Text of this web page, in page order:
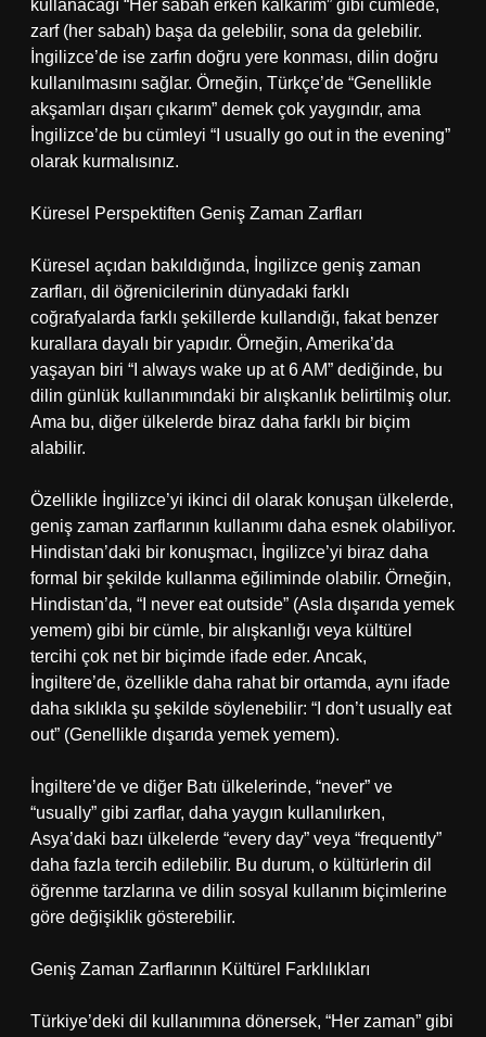
kullanacağı “Her sabah erken kalkarım” gibi cümlede,
zarf (her sabah) başa da gelebilir, sona da gelebilir.
İngilizce’de ise zarfın doğru yere konması, dilin doğru
kullanılmasını sağlar. Örneğin, Türkçe’de “Genellikle
akşamları dışarı çıkarım” demek çok yaygındır, ama
İngilizce’de bu cümleyi “I usually go out in the evening”
olarak kurmalısınız.
Küresel Perspektiften Geniş Zaman Zarfları
Küresel açıdan bakıldığında, İngilizce geniş zaman
zarfları, dil öğrenicilerinin dünyadaki farklı
coğrafyalarda farklı şekillerde kullandığı, fakat benzer
kurallara dayalı bir yapıdır. Örneğin, Amerika’da
yaşayan biri “I always wake up at 6 AM” dediğinde, bu
dilin günlük kullanımındaki bir alışkanlık belirtilmiş olur.
Ama bu, diğer ülkelerde biraz daha farklı bir biçim
alabilir.
Özellikle İngilizce’yi ikinci dil olarak konuşan ülkelerde,
geniş zaman zarflarının kullanımı daha esnek olabiliyor.
Hindistan’daki bir konuşmacı, İngilizce’yi biraz daha
formal bir şekilde kullanma eğiliminde olabilir. Örneğin,
Hindistan’da, “I never eat outside” (Asla dışarıda yemek
yemem) gibi bir cümle, bir alışkanlığı veya kültürel
tercihi çok net bir biçimde ifade eder. Ancak,
İngiltere’de, özellikle daha rahat bir ortamda, aynı ifade
daha sıklıkla şu şekilde söylenebilir: “I don’t usually eat
out” (Genellikle dışarıda yemek yemem).
İngiltere’de ve diğer Batı ülkelerinde, “never” ve
“usually” gibi zarflar, daha yaygın kullanılırken,
Asya’daki bazı ülkelerde “every day” veya “frequently”
daha fazla tercih edilebilir. Bu durum, o kültürlerin dil
öğrenme tarzlarına ve dilin sosyal kullanım biçimlerine
göre değişiklik gösterebilir.
Geniş Zaman Zarflarının Kültürel Farklılıkları
Türkiye’deki dil kullanımına dönersek, “Her zaman” gibi